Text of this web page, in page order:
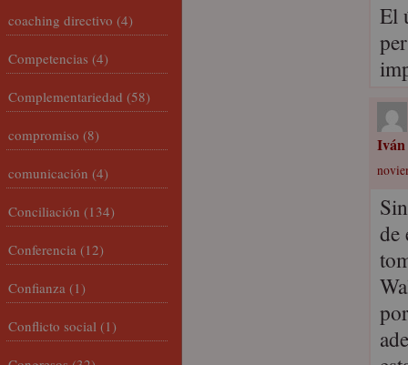
El
Iván
de
coaching directivo (4)
Competencias (4)
Complementariedad (58)
compromiso (8)
comunicación (4)
Conciliación (134)
Conferencia (12)
Confianza (1)
Conflicto social (1)